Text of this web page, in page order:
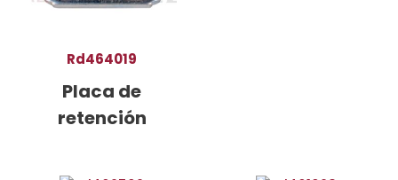
Rd464019
Placa de
retención